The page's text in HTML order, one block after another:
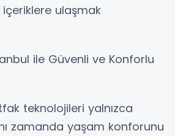
içeriklere ulaşmak
ile Güvenli ve Konforlu
teknolojileri yalnızca
zamanda yaşam konforunu